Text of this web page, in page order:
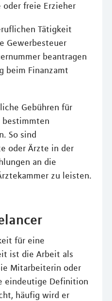
freie Erzieher
Tätigkeit
Gewerbesteuer
beantragen
beim Finanzamt
Gebühren für
bestimmten
So sind
oder Ärzte in der
an die
zu leisten.
für eine
ist die Arbeit als
Mitarbeiterin oder
eindeutige Definition
häufig wird er